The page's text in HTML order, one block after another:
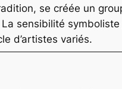
se créée un
sensibilité
d’artistes variés.